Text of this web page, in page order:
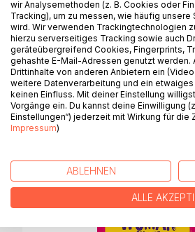
Kontakt-Hostel in
mehr, und auch, dass
Slash Konzert in Lima.
Mit Humor und Neugier,
erwähnt man mal eben
zu Füßen!
wir Analysemethoden (z. B. Cookies oder
Tracking), um zu messen, wie häufig
wird. Wir verwenden Trackingtechnologien
hierzu serverseitiges Tracking sowie auch
geräteübergreifend Cookies, Fingerprints,
gehashte E-Mail-Adressen genutzt werden.
Drittinhalte von anderen Anbietern ein
weitere Datenverarbeitung und ein
keinen Einfluss. Mit deiner Einstellung
Vorgänge ein. Du kannst deine Einwilligung
Einstellungen“) jederzeit mit Wirkung für die
Impressum)
ABLEHNEN
ALLE